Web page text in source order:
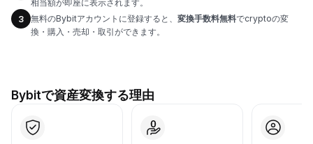
相当額が即座に表示されます。
3
無料のBybitアカウントに登録すると、 変換手数料無料でcryptoの変
換・購入・売却・取引ができます。
Bybitで資産変換する理由